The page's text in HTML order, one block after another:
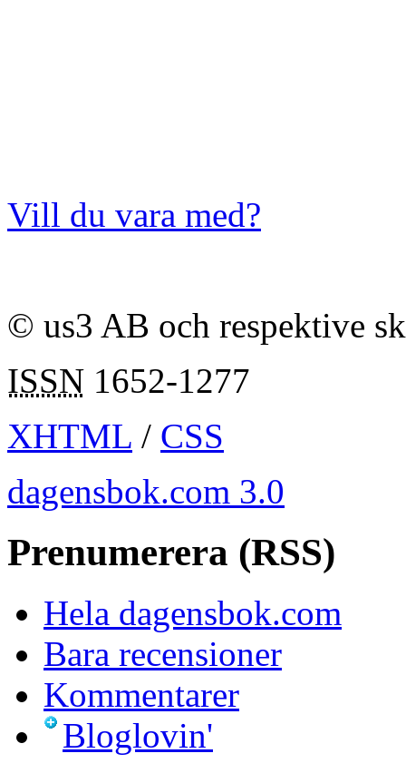
Vill du vara med?
© us3 AB och respektive
ISSN 1652-1277
XHTML / CSS
dagensbok.com 3.0
Prenumerera (RSS)
Hela dagensbok.com
Bara recensioner
Kommentarer
Bloglovin'